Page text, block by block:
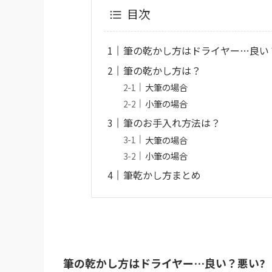
目次
筆の乾かし方はドライヤー…良い
筆の乾かし方は？
大筆の場合
小筆の場合
筆のお手入れ方法は？
大筆の場合
小筆の場合
筆乾かし方まとめ
筆の乾かし方はドライヤー…良い？悪い?